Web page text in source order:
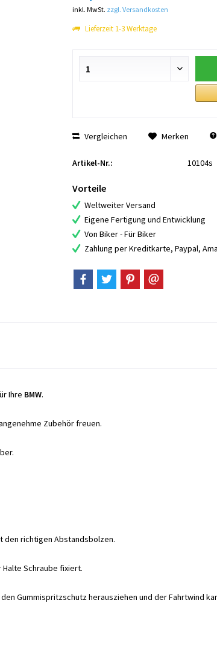
inkl. MwSt. zzgl. Versandkosten
Lieferzeit 1-3 Werktage
Vergleichen Merken
Artikel-Nr.: 10104s
Vorteile
Weltweiter Versand
Eigene Fertigung und Entwicklung
Von Biker - Für Biker
Zahlung per Kreditkarte, Paypal,
Ihre BMW.
Zubehör freuen.
den richtigen Abstandsbolzen.
Schraube fixiert.
Gummispritzschutz herausziehen und der Fahrtwind